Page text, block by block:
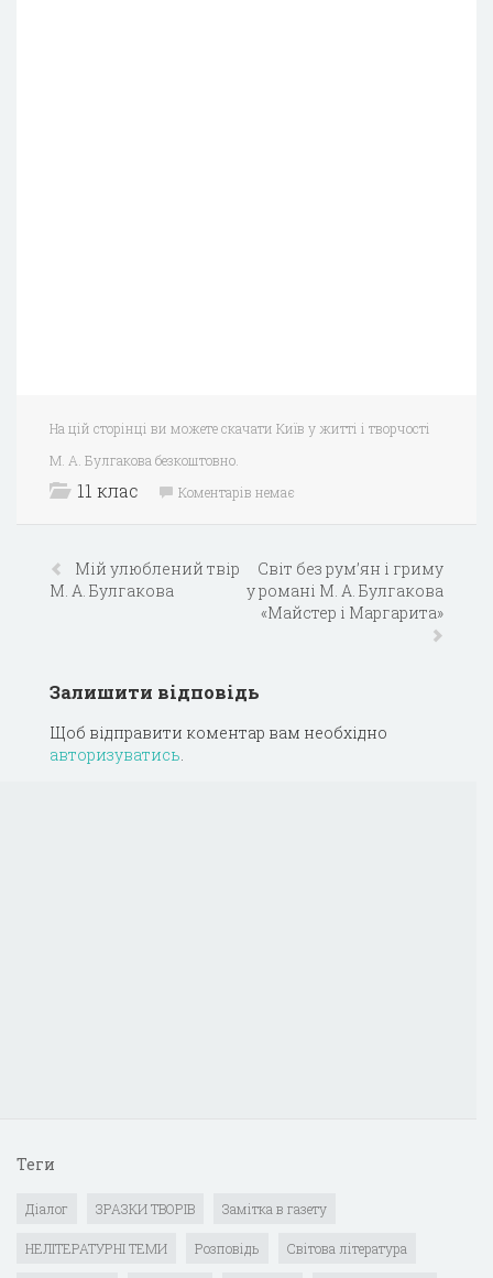
На цій сторінці ви можете скачати Київ у житті і творчості
М. А. Булгакова безкоштовно.
11 клас Коментарів немає
Мій улюблений твір
М. А. Булгакова
Світ без рум’ян і гриму
у романі М. А. Булгакова
«Майстер і Маргарита»
Залишити відповідь
Щоб відправити коментар вам необхідно
авторизуватись.
Теги
Діалог ЗРАЗКИ ТВОРІВ Замітка в газету
НЕЛІТЕРАТУРНІ ТЕМИ Розповідь Світова література